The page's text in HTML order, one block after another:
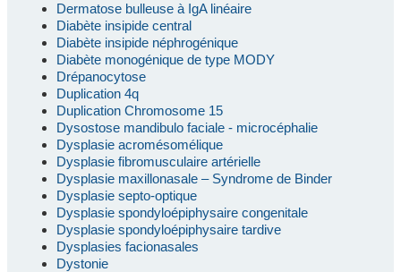
Dermatose bulleuse à IgA linéaire
Diabète insipide central
Diabète insipide néphrogénique
Diabète monogénique de type MODY
Drépanocytose
Duplication 4q
Duplication Chromosome 15
Dysostose mandibulo faciale - microcéphalie
Dysplasie acromésomélique
Dysplasie fibromusculaire artérielle
Dysplasie maxillonasale – Syndrome de Binder
Dysplasie septo-optique
Dysplasie spondyloépiphysaire congenitale
Dysplasie spondyloépiphysaire tardive
Dysplasies facionasales
Dystonie